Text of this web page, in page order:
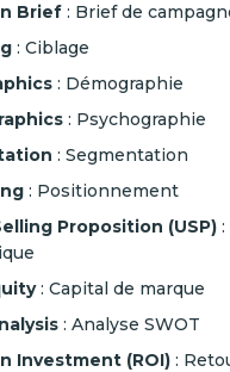
Brief : Brief de
: Ciblage
: Démographie
: Psychographie
: Segmentation
: Positionnement
Proposition (USP)
: Capital de marque
: Analyse SWOT
Investment (ROI) :